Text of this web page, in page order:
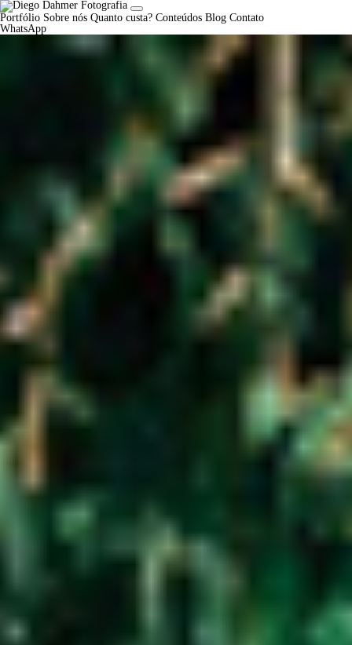
Portfólio Sobre nós Quanto custa? Conteúdos Blog Contato
WhatsApp